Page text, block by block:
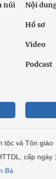
núi Nội
Hồ sơ
Video
Podcast
tộc và Tôn giáo
cấp ngày
Bá